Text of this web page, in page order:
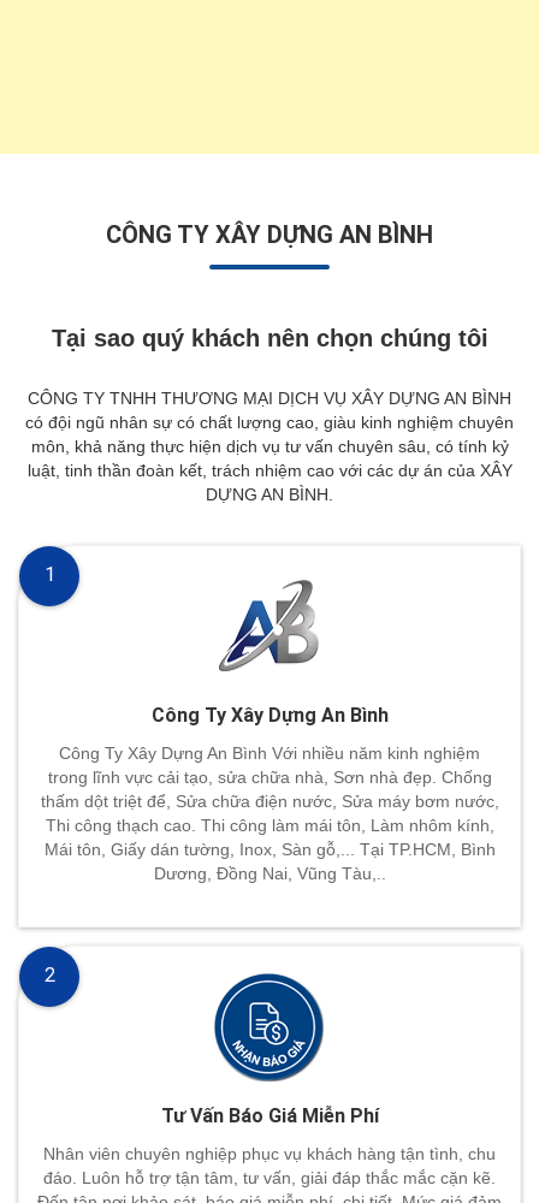
CÔNG TY XÂY DỰNG AN BÌNH
Tại sao quý khách nên chọn chúng tôi
CÔNG TY TNHH THƯƠNG MẠI DỊCH VỤ XÂY DỰNG AN BÌNH
có đội ngũ nhân sự có chất lượng cao, giàu kinh nghiệm chuyên
môn, khả năng thực hiện dịch vụ tư vấn chuyên sâu, có tính kỷ
luật, tinh thần đoàn kết, trách nhiệm cao với các dự án của XÂY
DỰNG AN BÌNH.
Công Ty Xây Dựng An Bình
Công Ty Xây Dựng An Bình Với nhiều năm kinh nghiệm
trong lĩnh vực cải tạo, sửa chữa nhà, Sơn nhà đẹp. Chống
thấm dột triệt để, Sửa chữa điện nước, Sửa máy bơm nước,
Thi công thạch cao. Thi công làm mái tôn, Làm nhôm kính,
Mái tôn, Giấy dán tường, Inox, Sàn gỗ,... Tại TP.HCM, Bình
Dương, Đồng Nai, Vũng Tàu,..
1
Tư Vấn Báo Giá Miễn Phí
Nhân viên chuyên nghiệp phục vụ khách hàng tận tình, chu
đáo. Luôn hỗ trợ tận tâm, tư vấn, giải đáp thắc mắc cặn kẽ.
2